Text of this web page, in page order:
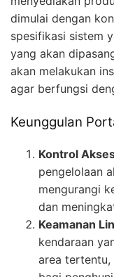
dimulai dengan
spesifikasi sistem
yang akan
akan melakukan
agar berfungsi
Keunggulan
Kontrol
pengelolaan
mengurangi
dan
Keamanan
kendaraan
area tertentu,